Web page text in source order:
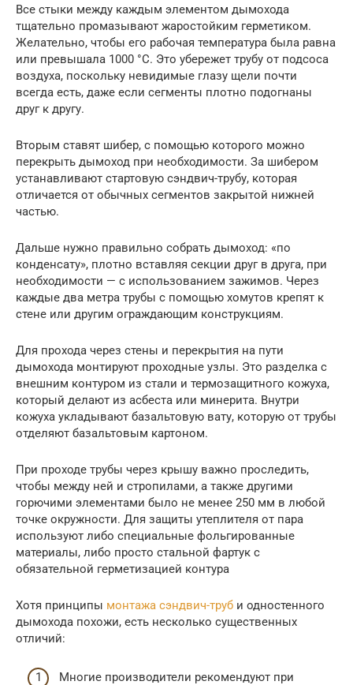
Все стыки между каждым элементом дымохода
тщательно промазывают жаростойким герметиком.
Желательно, чтобы его рабочая температура была равна
или превышала 1000 °C. Это убережет трубу от подсоса
воздуха, поскольку невидимые глазу щели почти
всегда есть, даже если сегменты плотно подогнаны
друг к другу.
Вторым ставят шибер, с помощью которого можно
перекрыть дымоход при необходимости. За шибером
устанавливают стартовую сэндвич-трубу, которая
отличается от обычных сегментов закрытой нижней
частью.
Дальше нужно правильно собрать дымоход: «по
конденсату», плотно вставляя секции друг в друга, при
необходимости — с использованием зажимов. Через
каждые два метра трубы с помощью хомутов крепят к
стене или другим ограждающим конструкциям.
Для прохода через стены и перекрытия на пути
дымохода монтируют проходные узлы. Это разделка с
внешним контуром из стали и термозащитного кожуха,
который делают из асбеста или минерита. Внутри
кожуха укладывают базальтовую вату, которую от трубы
отделяют базальтовым картоном.
При проходе трубы через крышу важно проследить,
чтобы между ней и стропилами, а также другими
горючими элементами было не менее 250 мм в любой
точке окружности. Для защиты утеплителя от пара
используют либо специальные фольгированные
материалы, либо просто стальной фартук с
обязательной герметизацией контура
Хотя принципы монтажа сэндвич-труб и одностенного
дымохода похожи, есть несколько существенных
отличий:
Многие производители рекомендуют при